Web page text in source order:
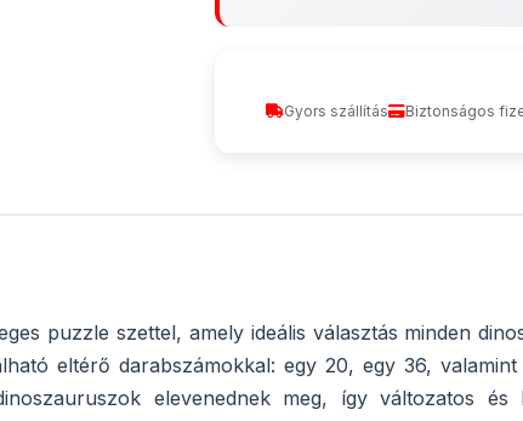
Gyors szállítás Biztonságos
puzzle szettel, amely ideális választás minden
eltérő darabszámokkal: egy 20, egy 36,
elevenednek meg, így változatos